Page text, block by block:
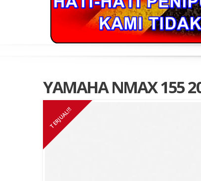
YAMAHA NMAX 155
TERJUAL!!!